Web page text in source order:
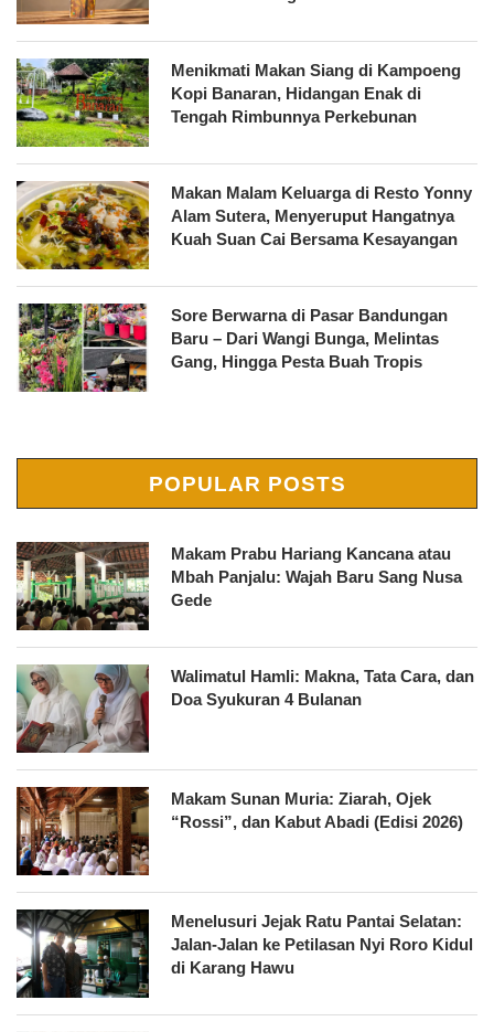
Menikmati Makan Siang di Kampoeng
Kopi Banaran, Hidangan Enak di
Tengah Rimbunnya Perkebunan
Makan Malam Keluarga di Resto Yonny
Alam Sutera, Menyeruput Hangatnya
Kuah Suan Cai Bersama Kesayangan
Sore Berwarna di Pasar Bandungan
Baru – Dari Wangi Bunga, Melintas
Gang, Hingga Pesta Buah Tropis
POPULAR POSTS
Makam Prabu Hariang Kancana atau
Mbah Panjalu: Wajah Baru Sang Nusa
Gede
Walimatul Hamli: Makna, Tata Cara, dan
Doa Syukuran 4 Bulanan
Makam Sunan Muria: Ziarah, Ojek
“Rossi”, dan Kabut Abadi (Edisi 2026)
Menelusuri Jejak Ratu Pantai Selatan:
Jalan-Jalan ke Petilasan Nyi Roro Kidul
di Karang Hawu